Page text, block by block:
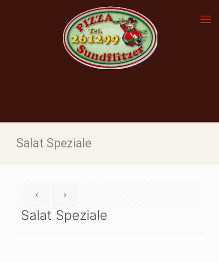
Salat Speziale
Salat Speziale